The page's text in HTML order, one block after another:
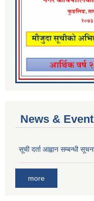
News &
सूची दर्ता आह्वान सम्बन्धी
more